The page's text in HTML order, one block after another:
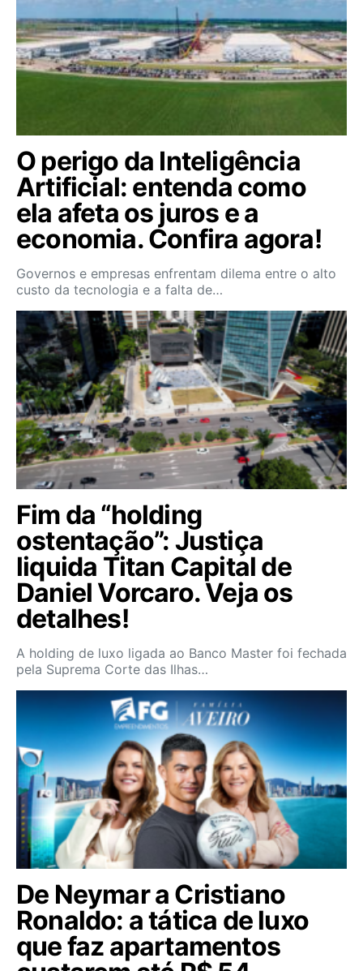
O perigo da Inteligência
Artificial: entenda como
ela afeta os juros e a
economia. Confira agora!
Governos e empresas enfrentam dilema entre o alto
custo da tecnologia e a falta de…
Fim da “holding
ostentação”: Justiça
liquida Titan Capital de
Daniel Vorcaro. Veja os
detalhes!
A holding de luxo ligada ao Banco Master foi fechada
pela Suprema Corte das Ilhas…
De Neymar a Cristiano
Ronaldo: a tática de luxo
que faz apartamentos